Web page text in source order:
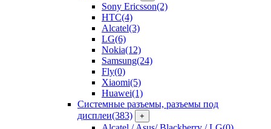
Sony Ericsson(2)
HTC(4)
Alcatel(3)
LG(6)
Nokia(12)
Samsung(24)
Fly(0)
Xiaomi(5)
Huawei(1)
Системные разъемы, разъемы под
дисплеи(383) +